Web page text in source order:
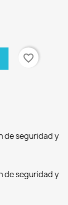
favorite_border
de seguridad y
de seguridad y